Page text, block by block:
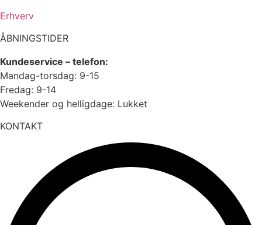
Erhverv
ÅBNINGSTIDER
Kundeservice – telefon:
Mandag-torsdag: 9-15
Fredag: 9-14
Weekender og helligdage: Lukket
KONTAKT